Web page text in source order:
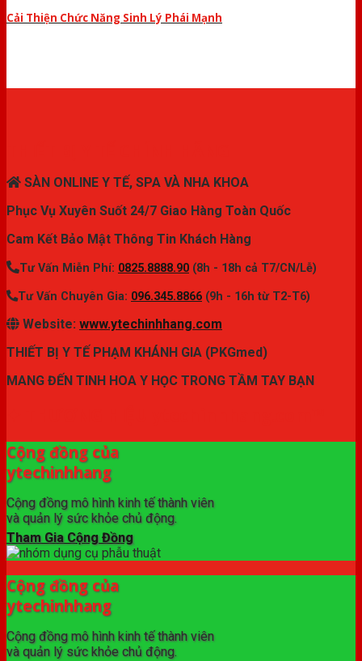
Cải Thiện Chức Năng Sinh Lý Phái Mạnh
SÀN ONLINE Y TẾ, SPA VÀ NHA KHOA
Phục Vụ Xuyên Suốt 24/7 Giao Hàng Toàn Quốc
Cam Kết Bảo Mật Thông Tin Khách Hàng
Tư Vấn Miễn Phí: 0825.8888.90 (8h - 18h cả T7/CN/Lễ)
Tư Vấn Chuyên Gia: 096.345.8866 (9h - 16h từ T2-T6)
Website: www.ytechinhhang.com
THIẾT BỊ Y TẾ PHẠM KHÁNH GIA (PKGmed)
MANG ĐẾN TINH HOA Y HỌC TRONG TẦM TAY BẠN
Cộng đồng của
ytechinhhang
Cộng đồng mô hình kinh tế thành viên
và quản lý sức khỏe chủ động.
Tham Gia Cộng Đồng
Cộng đồng của
ytechinhhang
Cộng đồng mô hình kinh tế thành viên
và quản lý sức khỏe chủ động.